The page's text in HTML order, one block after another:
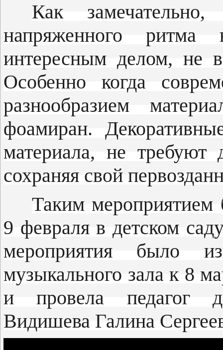
Как
напряженного
интересным делом, не
Особенно когда
разнообразием
фоамиран.
материала, не требуют
сохраняя свой
Таким
9 февраля в детском
мероприятия было
музыкального зала к 8
и провела педагог
Видишева Галина